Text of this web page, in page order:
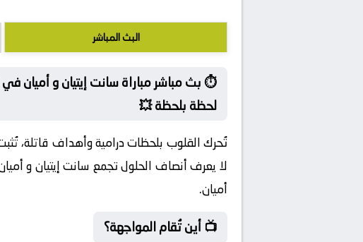
البث المباشر
⏱️ بث مباشر مباراة سانت إيتيان و أميان في
لحظة بلحظة 💥
تُحرك القلوب بلحظات درامية وأهداف قاتلة،
لا يعرف أنصاف الحلول تجمع سانت إيتيان و
أميان.
📺 أين تُقام المواجهة؟